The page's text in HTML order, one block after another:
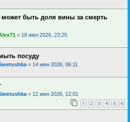
быть доля вины за смерть
« 18 июл 2026, 23:25
посуду
« 14 июн 2026, 06:11
« 12 июн 2026, 12:01
1 2 3 4 5 6